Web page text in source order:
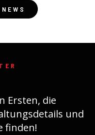
Ersten, die
und
finden!